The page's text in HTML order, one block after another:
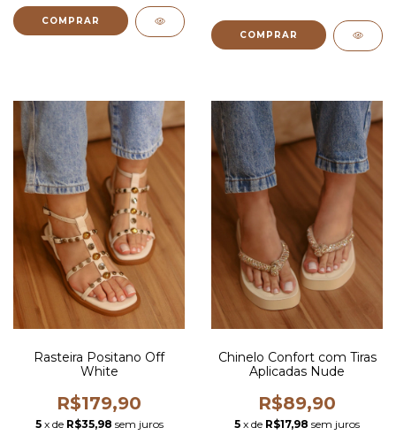
COMPRAR
COMPRAR
Rasteira Positano Off
White
R$179,90
5 x de R$35,98 sem juros
Chinelo Confort com Tiras
Aplicadas Nude
R$89,90
5 x de R$17,98 sem juros